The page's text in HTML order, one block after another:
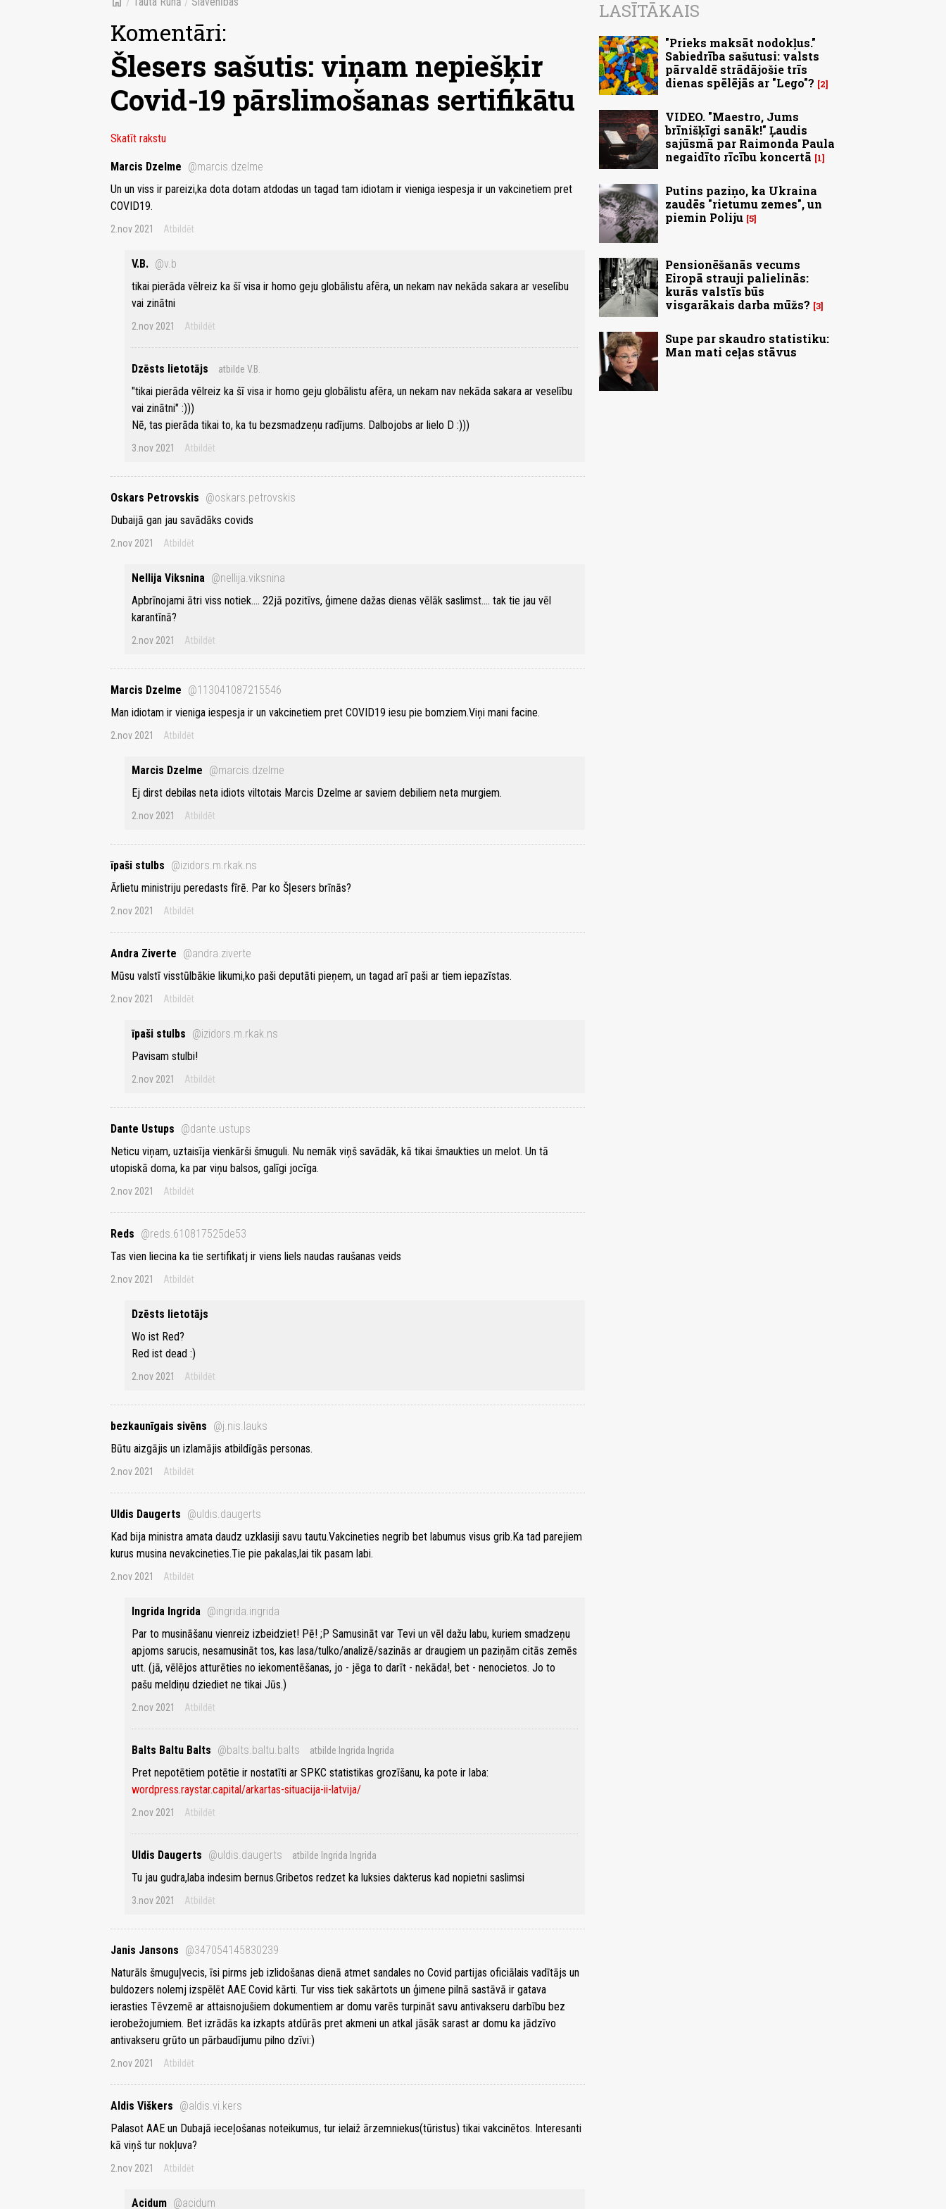
Komentāri:
Šlesers sašutis: viņam nepiešķir
Covid-19 pārslimošanas sertifikātu
Skatīt rakstu
Marcis Dzelme @marcis.dzelme
Un un viss ir pareizi,ka dota dotam atdodas un tagad tam idiotam ir vieniga iespesja ir un vakcinetiem pret
COVID19.
2.nov 2021 Atbildēt
V.B. @v.b
tikai pierāda vēlreiz ka šī visa ir homo geju globālistu afēra, un nekam nav nekāda sakara ar veselību
vai zinātni
2.nov 2021 Atbildēt
Dzēsts lietotājs atbilde V.B.
"tikai pierāda vēlreiz ka šī visa ir homo geju globālistu afēra, un nekam nav nekāda sakara ar veselību
vai zinātni" :)))
Nē, tas pierāda tikai to, ka tu bezsmadzeņu radījums. Dalbojobs ar lielo D :)))
3.nov 2021 Atbildēt
Oskars Petrovskis @oskars.petrovskis
Dubaijā gan jau savādāks covids
2.nov 2021 Atbildēt
Nellija Viksnina @nellija.viksnina
Apbrīnojami ātri viss notiek.... 22jā pozitīvs, ģimene dažas dienas vēlāk saslimst.... tak tie jau vēl
karantīnā?
2.nov 2021 Atbildēt
Marcis Dzelme @113041087215546
Man idiotam ir vieniga iespesja ir un vakcinetiem pret COVID19 iesu pie bomziem.Viņi mani facine.
2.nov 2021 Atbildēt
Marcis Dzelme @marcis.dzelme
Ej dirst debilas neta idiots viltotais Marcis Dzelme ar saviem debiliem neta murgiem.
2.nov 2021 Atbildēt
īpaši stulbs @izidors.m.rkak.ns
Ārlietu ministriju peredasts fīrē. Par ko Šļesers brīnās?
2.nov 2021 Atbildēt
Andra Ziverte @andra.ziverte
Mūsu valstī visstūlbākie likumi,ko paši deputāti pieņem, un tagad arī paši ar tiem iepazīstas.
2.nov 2021 Atbildēt
īpaši stulbs @izidors.m.rkak.ns
Pavisam stulbi!
2.nov 2021 Atbildēt
Dante Ustups @dante.ustups
Neticu viņam, uztaisīja vienkārši šmuguli. Nu nemāk viņš savādāk, kā tikai šmaukties un melot. Un tā
utopiskā doma, ka par viņu balsos, galīgi jocīga.
2.nov 2021 Atbildēt
Reds @reds.610817525de53
Tas vien liecina ka tie sertifikatj ir viens liels naudas raušanas veids
2.nov 2021 Atbildēt
Dzēsts lietotājs
Wo ist Red?
Red ist dead :)
2.nov 2021 Atbildēt
bezkaunīgais sivēns @j.nis.lauks
Būtu aizgājis un izlamājis atbildīgās personas.
2.nov 2021 Atbildēt
Uldis Daugerts @uldis.daugerts
Kad bija ministra amata daudz uzklasiji savu tautu.Vakcineties negrib bet labumus visus grib.Ka tad parejiem
kurus musina nevakcineties.Tie pie pakalas,lai tik pasam labi.
2.nov 2021 Atbildēt
Ingrida Ingrida @ingrida.ingrida
Par to musināšanu vienreiz izbeidziet! Pē! ;P Samusināt var Tevi un vēl dažu labu, kuriem smadzeņu
apjoms sarucis, nesamusināt tos, kas lasa/tulko/analizē/sazinās ar draugiem un paziņām citās zemēs
utt. (jā, vēlējos atturēties no iekomentēšanas, jo - jēga to darīt - nekāda!, bet - nenocietos. Jo to
pašu meldiņu dziediet ne tikai Jūs.)
2.nov 2021 Atbildēt
Balts Baltu Balts @balts.baltu.balts atbilde Ingrida Ingrida
Pret nepotētiem potētie ir nostatīti ar SPKC statistikas grozīšanu, ka pote ir laba:
wordpress.raystar.capital/arkartas-situacija-ii-latvija/
2.nov 2021 Atbildēt
Uldis Daugerts @uldis.daugerts atbilde Ingrida Ingrida
Tu jau gudra,laba indesim bernus.Gribetos redzet ka luksies dakterus kad nopietni saslimsi
3.nov 2021 Atbildēt
Janis Jansons @347054145830239
Naturāls šmuguļvecis, īsi pirms jeb izlidošanas dienā atmet sandales no Covid partijas oficiālais vadītājs un
buldozers nolemj izspēlēt AAE Covid kārti. Tur viss tiek sakārtots un ģimene pilnā sastāvā ir gatava
ierasties Tēvzemē ar attaisnojušiem dokumentiem ar domu varēs turpināt savu antivakseru darbību bez
ierobežojumiem. Bet izrādās ka izkapts atdūrās pret akmeni un atkal jāsāk sarast ar domu ka jādzīvo
antivakseru grūto un pārbaudījumu pilno dzīvi:)
2.nov 2021 Atbildēt
Aldis Viškers @aldis.vi.kers
Palasot AAE un Dubajā ieceļošanas noteikumus, tur ielaiž ārzemniekus(tūristus) tikai vakcinētos. Interesanti
kā viņš tur nokļuva?
2.nov 2021 Atbildēt
Acidum @acidum
LASĪTĀKAIS
"Prieks maksāt nodokļus."
Sabiedrība sašutusi: valsts
pārvaldē strādājošie trīs
dienas spēlējās ar "Lego"?
2
VIDEO. "Maestro, Jums
brīnišķīgi sanāk!" Ļaudis
sajūsmā par Raimonda Paula
negaidīto rīcību koncertā
1
Putins paziņo, ka Ukraina
zaudēs "rietumu zemes", un
piemin Poliju 5
Pensionēšanās vecums
Eiropā strauji palielinās:
kurās valstīs būs
visgarākais darba mūžs? 3
Supe par skaudro statistiku:
Man mati ceļas stāvus